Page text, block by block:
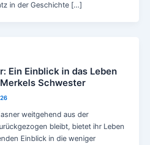
in der Geschichte […]
Ein Einblick in das Leben
Schwester
weitgehend aus der
bleibt, bietet ihr Leben
Einblick in die weniger